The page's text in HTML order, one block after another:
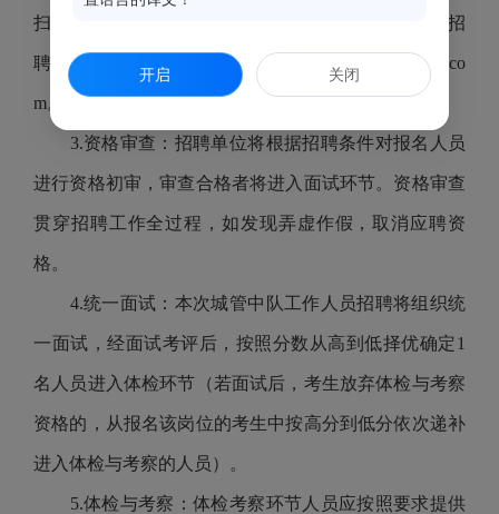
扫描件，压缩打包（以“本人姓名+水部城管中队招
聘”作为文件名）发送至电子邮箱：3598222720@qq.co
m。
3.资格审查：招聘单位将根据招聘条件对报名人员
进行资格初审，审查合格者将进入面试环节。资格审查
贯穿招聘工作全过程，如发现弄虚作假，取消应聘资
格。
4.统一面试：本次城管中队工作人员招聘将组织统
一面试，经面试考评后，按照分数从高到低择优确定1
名人员进入体检环节（若面试后，考生放弃体检与考察
资格的，从报名该岗位的考生中按高分到低分依次递补
进入体检与考察的人员）。
5.体检与考察：体检考察环节人员应按照要求提供
开启 关闭